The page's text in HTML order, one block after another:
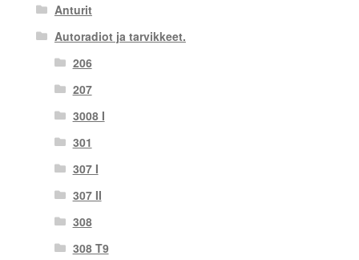
Anturit
Autoradiot ja tarvikkeet.
206
207
3008 I
301
307 I
307 II
308
308 T9